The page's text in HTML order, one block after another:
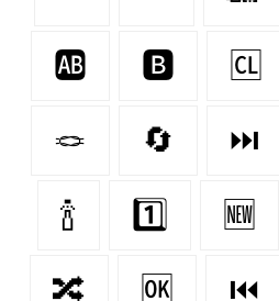
🆎 🅱 🆑
🪢 🔄 ⏭
🍾 1️⃣ 🆕
🔀 🆗 ⏮